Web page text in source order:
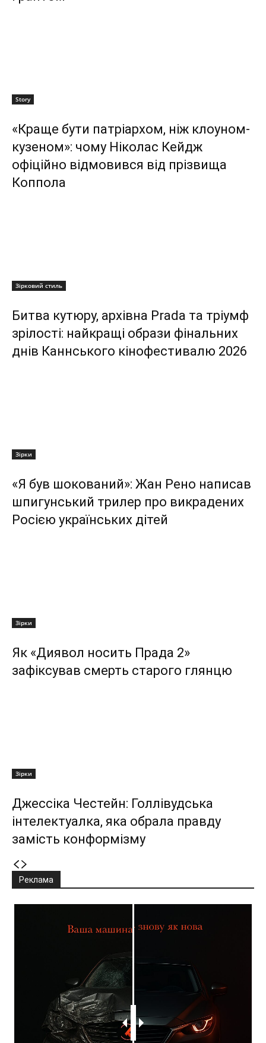
Story
«Краще бути патріархом, ніж клоуном-
кузеном»: чому Ніколас Кейдж
офіційно відмовився від прізвища
Коппола
Зірковий стиль
Битва кутюру, архівна Prada та тріумф
зрілості: найкращі образи фінальних
днів Каннського кінофестивалю 2026
Зірки
«Я був шокований»: Жан Рено написав
шпигунський трилер про викрадених
Росією українських дітей
Зірки
Як «Диявол носить Прада 2»
зафіксував смерть старого глянцю
Зірки
Джессіка Честейн: Голлівудська
інтелектуалка, яка обрала правду
замість конформізму
Реклама